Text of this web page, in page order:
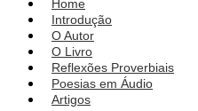
Home
Introdução
O Autor
O Livro
Reflexões Proverbiais
Poesias em Áudio
Artigos